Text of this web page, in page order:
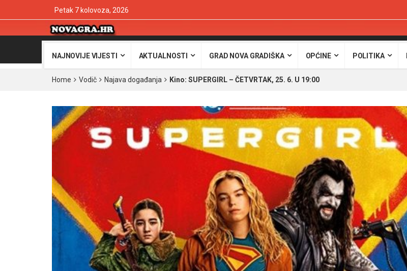
Petak 7 kolovoza, 2026
NAJNOVIJE VIJESTI AKTUALNOSTI GRAD NOVA GRADIŠKA OPĆINE POLITIKA
Home Vodič Najava događanja Kino: SUPERGIRL – ČETVRTAK, 25. 6. U 19:00